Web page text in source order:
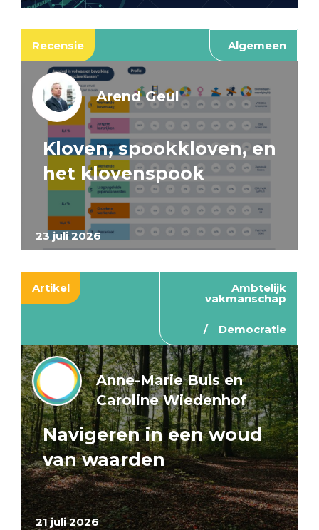
Recensie Algemeen
23 juli 2026
Arend Geul
Kloven, spookkloven, en
het klovenspook
Artikel Ambtelijk
vakmanschap
Democratie
21 juli 2026
Anne-Marie Buis en
Caroline Wiedenhof
Navigeren in een woud
van waarden